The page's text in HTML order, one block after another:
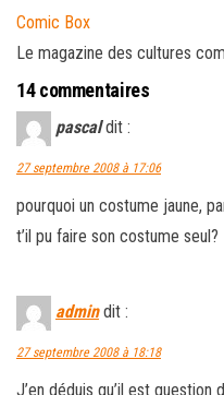
Comic Box
Le magazine des cultures
14 commentaires
pascal dit :
27 septembre 2008 à 17:06
pourquoi un costume jaune,
t’il pu faire son costume seul?
admin dit :
27 septembre 2008 à 18:18
J’en déduis qu’il est